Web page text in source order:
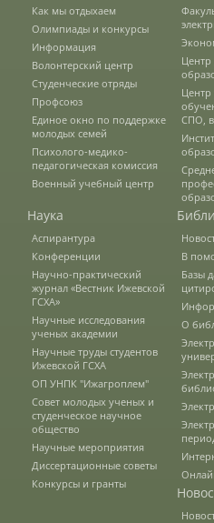
Студенческий отряд
Профсоюз
Единое окно по
семей
Психолого-медико-
Военный учебный центр
Факультеты
Агрономический факультет
Кафедры АФ
История факультета
Как мы отдыхаем
Олимпиады и конкурсы
Информация
Волонтерский центр
Студенческие отряды
Профсоюз
Единое окно по поддержке
молодых семей
Психолого-медико-
педагогическая комиссия
Военный учебный центр
Центр
Центр
СПО,
Наука
Аспирантура
Конференции
Научно-практический
журнал «Вестник Ижевской
ГСХА»
Научные исследования
ученых академии
Научные труды студентов
Ижевской ГСХА
ОП УНПК "Ижагроплем"
Совет молодых ученых и
студенческое научное
общество
Научные мероприятия
Диссертационные советы
Конкурсы и гранты
В
Базы
О